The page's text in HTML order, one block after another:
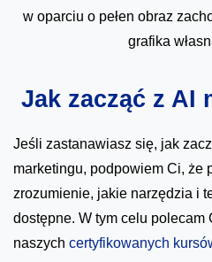
w oparciu o pełen obraz
grafika
Jak zacząć z AI
Jeśli zastanawiasz się, jak
marketingu, podpowiem Ci, że
zrozumienie, jakie narzędzia i
dostępne. W tym celu polecam
naszych certyfikowanych